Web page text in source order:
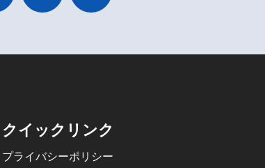
クイックリンク
プライバシーポリシー